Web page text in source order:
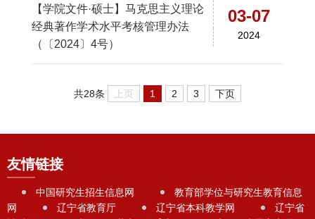
【学院文件·硕士】马克思主义理论
经典著作学术水平考核管理办法
（〔2024〕4号）
03-07
2024
共28条 上页 1 2 3 下页
友情链接
中国研究生招生信息网
教育部学位与研究生教育信息
网
辽宁省教育厅 辽宁省本科教学网
辽宁省